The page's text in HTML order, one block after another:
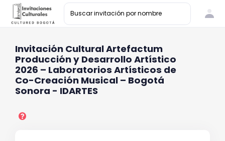
Invitación Cultural Artefactum
Producción y Desarrollo Artístico
2026 – Laboratorios Artísticos de
Co-Creación Musical – Bogotá
Sonora - IDARTES